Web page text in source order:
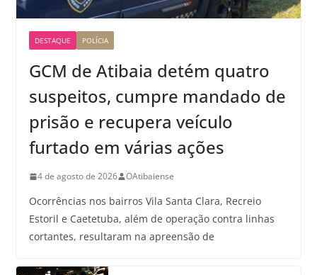
DESTAQUE POLÍCIA
GCM de Atibaia detém quatro
suspeitos, cumpre mandado de
prisão e recupera veículo
furtado em várias ações
4 de agosto de 2026 OAtibaiense
Ocorrências nos bairros Vila Santa Clara, Recreio
Estoril e Caetetuba, além de operação contra linhas
cortantes, resultaram na apreensão de